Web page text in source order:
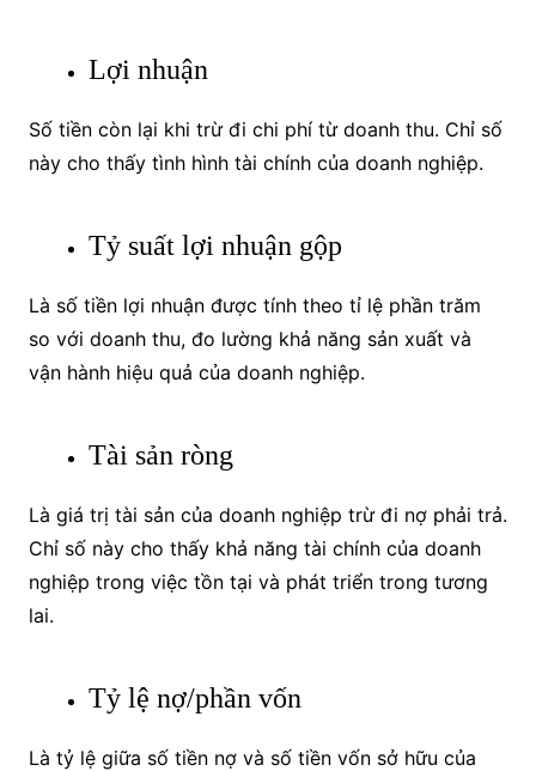
Lợi nhuận
Số tiền còn lại khi trừ đi chi phí từ doanh thu. Chỉ số
này cho thấy tình hình tài chính của doanh nghiệp.
Tỷ suất lợi nhuận gộp
Là số tiền lợi nhuận được tính theo tỉ lệ phần trăm
so với doanh thu, đo lường khả năng sản xuất và
vận hành hiệu quả của doanh nghiệp.
Tài sản ròng
Là giá trị tài sản của doanh nghiệp trừ đi nợ phải trả.
Chỉ số này cho thấy khả năng tài chính của doanh
nghiệp trong việc tồn tại và phát triển trong tương
lai.
Tỷ lệ nợ/phần vốn
Là tỷ lệ giữa số tiền nợ và số tiền vốn sở hữu của